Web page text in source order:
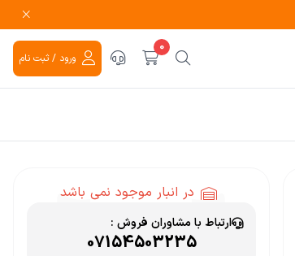
0
ورود / ثبت نام
در انبار موجود نمی باشد
ارتباط با مشاوران فروش :
07154503235